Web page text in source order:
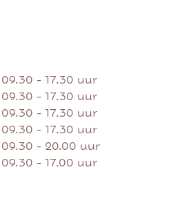
09.30 - 17.30 uur
09.30 - 17.30 uur
09.30 - 17.30 uur
09.30 - 17.30 uur
09.30 - 20.00 uur
09.30 - 17.00 uur